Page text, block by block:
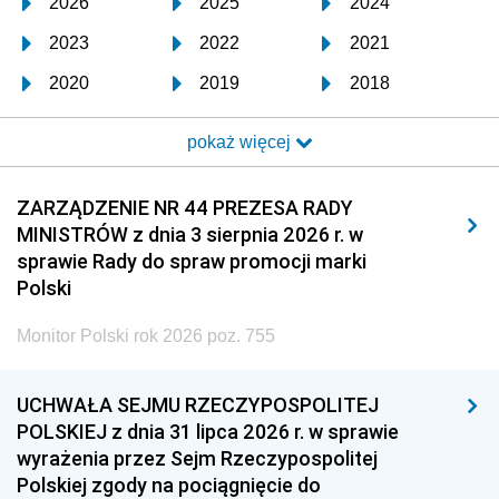
2023 2022 2021
2020 2019 2018
2017 2016 2015
2014 2013 2012
2011 2010 2009
2008 2007 2006
2005
1996 1995 1994
1993 1992 1991
1990 1989
pokaż więcej
ZARZĄDZENIE NR 44 PREZESA RADY
MINISTRÓW z dnia 3 sierpnia 2026 r. w
sprawie Rady do spraw promocji marki
Polski
Monitor Polski rok 2026 poz. 755
UCHWAŁA SEJMU RZECZYPOSPOLITEJ
POLSKIEJ z dnia 31 lipca 2026 r. w sprawie
wyrażenia przez Sejm Rzeczypospolitej
Polskiej zgody na pociągnięcie do